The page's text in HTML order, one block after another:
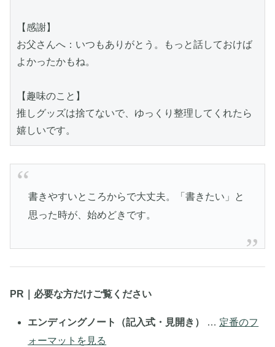
【感謝】
お父さんへ：いつもありがとう。もっと話しておけば
よかったかもね。
【趣味のこと】
推しグッズは捨てないで、ゆっくり整理してくれたら
嬉しいです。
書きやすいところからで大丈夫。「書きたい」と
思った時が、始めどきです。
PR｜必要な方だけご覧ください
エンディングノート（記入式・見開き） … 定番のフ
ォーマットを見る